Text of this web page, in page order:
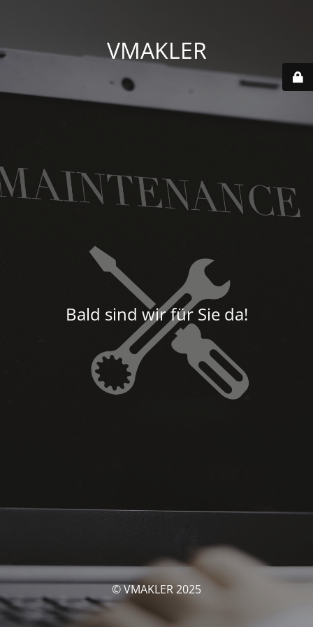
VMAKLER
Bald sind wir für Sie da!
© VMAKLER 2025